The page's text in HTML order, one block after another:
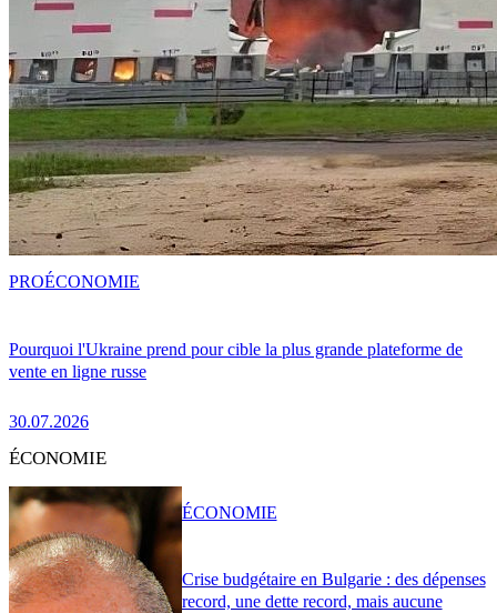
Pourquoi l'Ukraine prend pour cible la plus grande plateforme de
vente en ligne russe
30.07.2026
PROÉCONOMIE
ÉCONOMIE
Crise budgétaire en Bulgarie : des dépenses
record, une dette record, mais aucune
ÉCONOMIE